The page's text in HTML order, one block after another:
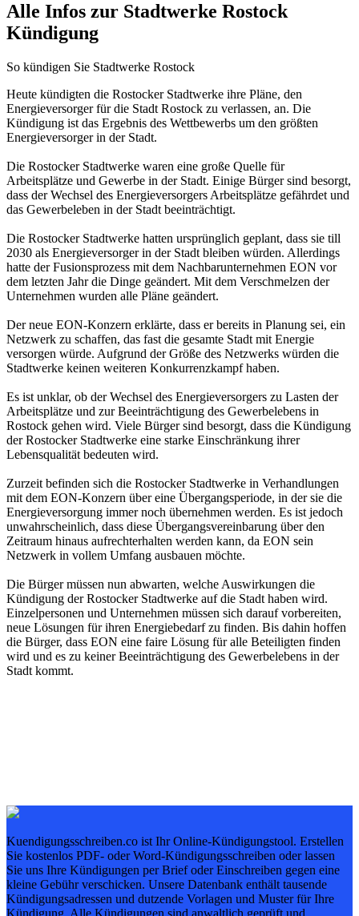
Alle Infos zur Stadtwerke Rostock
Kündigung
So kündigen Sie Stadtwerke Rostock
Heute kündigten die Rostocker Stadtwerke ihre Pläne, den
Energieversorger für die Stadt Rostock zu verlassen, an. Die
Kündigung ist das Ergebnis des Wettbewerbs um den größten
Energieversorger in der Stadt.
Die Rostocker Stadtwerke waren eine große Quelle für
Arbeitsplätze und Gewerbe in der Stadt. Einige Bürger sind besorgt,
dass der Wechsel des Energieversorgers Arbeitsplätze gefährdet und
das Gewerbeleben in der Stadt beeinträchtigt.
Die Rostocker Stadtwerke hatten ursprünglich geplant, dass sie till
2030 als Energieversorger in der Stadt bleiben würden. Allerdings
hatte der Fusionsprozess mit dem Nachbarunternehmen EON vor
dem letzten Jahr die Dinge geändert. Mit dem Verschmelzen der
Unternehmen wurden alle Pläne geändert.
Der neue EON-Konzern erklärte, dass er bereits in Planung sei, ein
Netzwerk zu schaffen, das fast die gesamte Stadt mit Energie
versorgen würde. Aufgrund der Größe des Netzwerks würden die
Stadtwerke keinen weiteren Konkurrenzkampf haben.
Es ist unklar, ob der Wechsel des Energieversorgers zu Lasten der
Arbeitsplätze und zur Beeinträchtigung des Gewerbelebens in
Rostock gehen wird. Viele Bürger sind besorgt, dass die Kündigung
der Rostocker Stadtwerke eine starke Einschränkung ihrer
Lebensqualität bedeuten wird.
Zurzeit befinden sich die Rostocker Stadtwerke in Verhandlungen
mit dem EON-Konzern über eine Übergangsperiode, in der sie die
Energieversorgung immer noch übernehmen werden. Es ist jedoch
unwahrscheinlich, dass diese Übergangsvereinbarung über den
Zeitraum hinaus aufrechterhalten werden kann, da EON sein
Netzwerk in vollem Umfang ausbauen möchte.
Die Bürger müssen nun abwarten, welche Auswirkungen die
Kündigung der Rostocker Stadtwerke auf die Stadt haben wird.
Einzelpersonen und Unternehmen müssen sich darauf vorbereiten,
neue Lösungen für ihren Energiebedarf zu finden. Bis dahin hoffen
die Bürger, dass EON eine faire Lösung für alle Beteiligten finden
wird und es zu keiner Beeinträchtigung des Gewerbelebens in der
Stadt kommt.
Kuendigungsschreiben.co ist Ihr Online-Kündigungstool. Erstellen
Sie kostenlos PDF- oder Word-Kündigungsschreiben oder lassen
Sie uns Ihre Kündigungen per Brief oder Einschreiben gegen eine
kleine Gebühr verschicken. Unsere Datenbank enthält tausende
Kündigungsadressen und dutzende Vorlagen und Muster für Ihre
Kündigung. Alle Kündigungen sind anwaltlich geprüft und